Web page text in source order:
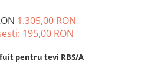
1.305,00 RON
195,00 RON
pentru tevi RBS/A